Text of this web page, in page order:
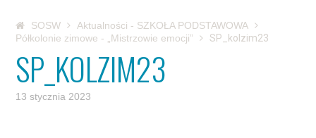
SOSW
Aktualności - SZKOŁA PODSTAWOWA
Półkolonie zimowe - „Mistrzowie emocji”
SP_kolzim23
SP_KOLZIM23
13 stycznia 2023